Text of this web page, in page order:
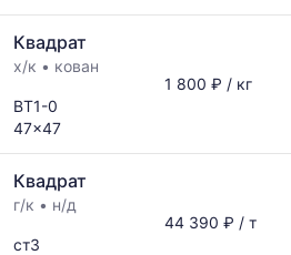
Квадрат
х/к • кован
ВТ1-0
47x47
1 800 ₽ / кг
Квадрат
г/к • н/д
ст3
44 390 ₽ / т